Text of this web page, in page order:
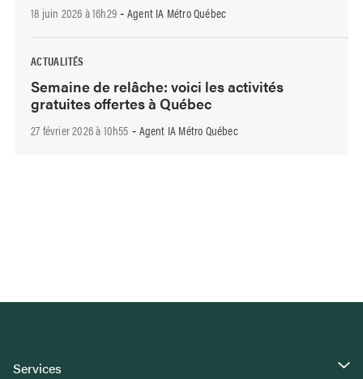
18 juin 2026 à 16h29 - Agent IA Métro Québec
ACTUALITÉS
Semaine de relâche: voici les activités
gratuites offertes à Québec
27 février 2026 à 10h55 - Agent IA Métro Québec
Services